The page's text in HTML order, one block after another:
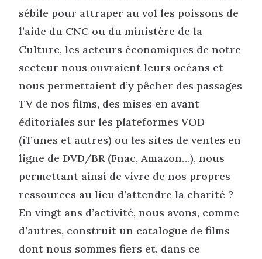
sébile pour attraper au vol les poissons de
l’aide du CNC ou du ministère de la
Culture, les acteurs économiques de notre
secteur nous ouvraient leurs océans et
nous permettaient d’y pêcher des passages
TV de nos films, des mises en avant
éditoriales sur les plateformes VOD
(iTunes et autres) ou les sites de ventes en
ligne de DVD/BR (Fnac, Amazon…), nous
permettant ainsi de vivre de nos propres
ressources au lieu d’attendre la charité ?
En vingt ans d’activité, nous avons, comme
d’autres, construit un catalogue de films
dont nous sommes fiers et, dans ce